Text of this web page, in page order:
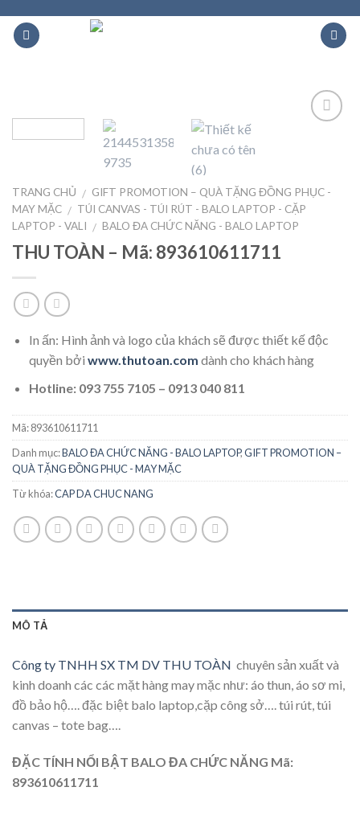
content
TRANG CHỦ / GIFT PROMOTION – QUÀ TẶNG ĐỒNG PHỤC -
MAY MẶC / TÚI CANVAS - TÚI RÚT - BALO LAPTOP - CẶP
LAPTOP - VALI / BALO ĐA CHỨC NĂNG - BALO LAPTOP
THU TOÀN – Mã: 893610611711
In ấn: Hình ảnh và logo của khách sẽ được thiết kế độc
quyền bởi www.thutoan.com dành cho khách hàng
Hotline: 093 755 7105 – 0913 040 811
Mã:893610611711
Danh mục:BALO ĐA CHỨC NĂNG - BALO LAPTOP,GIFT PROMOTION –
QUÀ TẶNG ĐỒNG PHỤC - MAY MẶC
Từ khóa:CAP DA CHUC NANG
MÔ TẢ
Công ty TNHH SX TM DV THU TOÀN chuyên sản xuất và
kinh doanh các các mặt hàng may mặc như: áo thun, áo sơ mi,
đồ bảo hộ…. đặc biệt balo laptop,cặp công sở…. túi rút, túi
canvas – tote bag….
ĐẶC TÍNH NỔI BẬT BALO ĐA CHỨC NĂNG Mã:
893610611711